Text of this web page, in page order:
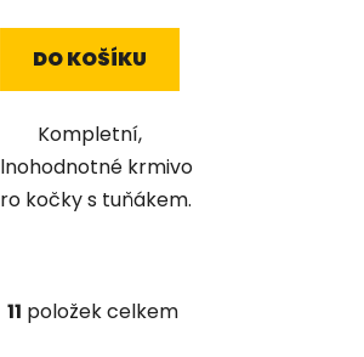
DO KOŠÍKU
Kompletní,
krmivo
kočky s tuňákem.
O
11 položek celkem